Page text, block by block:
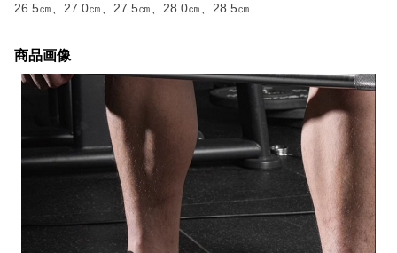
26.5㎝、27.0㎝、27.5㎝、28.0㎝、28.5㎝
商品画像